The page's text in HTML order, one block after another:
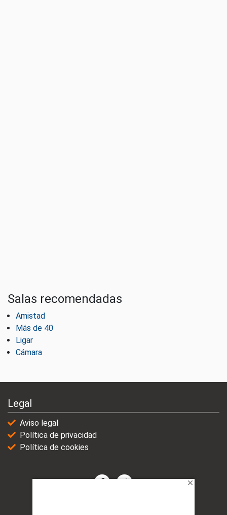
Salas recomendadas
Amistad
Más de 40
Ligar
Cámara
Legal
Aviso legal
Política de privacidad
Política de cookies